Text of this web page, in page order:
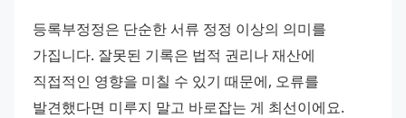
등록부정정은 단순한 서류 정정 이상의 의미를
가집니다. 잘못된 기록은 법적 권리나 재산에
직접적인 영향을 미칠 수 있기 때문에, 오류를
발견했다면 미루지 말고 바로잡는 게 최선이에요.